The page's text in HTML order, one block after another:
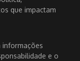
que impactam
informações
e o